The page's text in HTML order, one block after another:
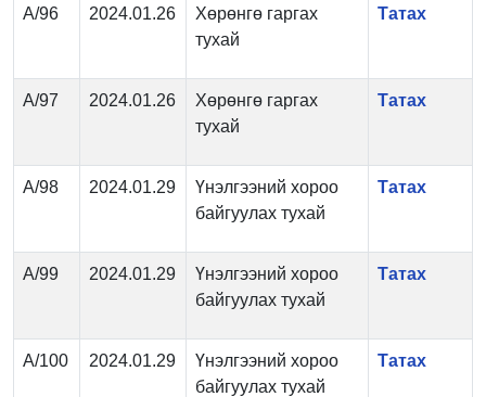
А/96 2024.01.26
Хөрөнгө гаргах
тухай
Татах
А/97 2024.01.26
Хөрөнгө гаргах
тухай
Татах
А/98 2024.01.29
Үнэлгээний хороо
байгуулах тухай
Татах
А/99 2024.01.29
Үнэлгээний хороо
байгуулах тухай
Татах
А/100 2024.01.29
Үнэлгээний хороо
байгуулах тухай
Татах